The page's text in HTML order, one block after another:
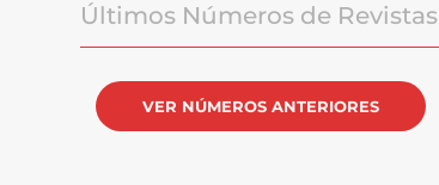
Últimos Números de Revistas
VER NÚMEROS ANTERIORES